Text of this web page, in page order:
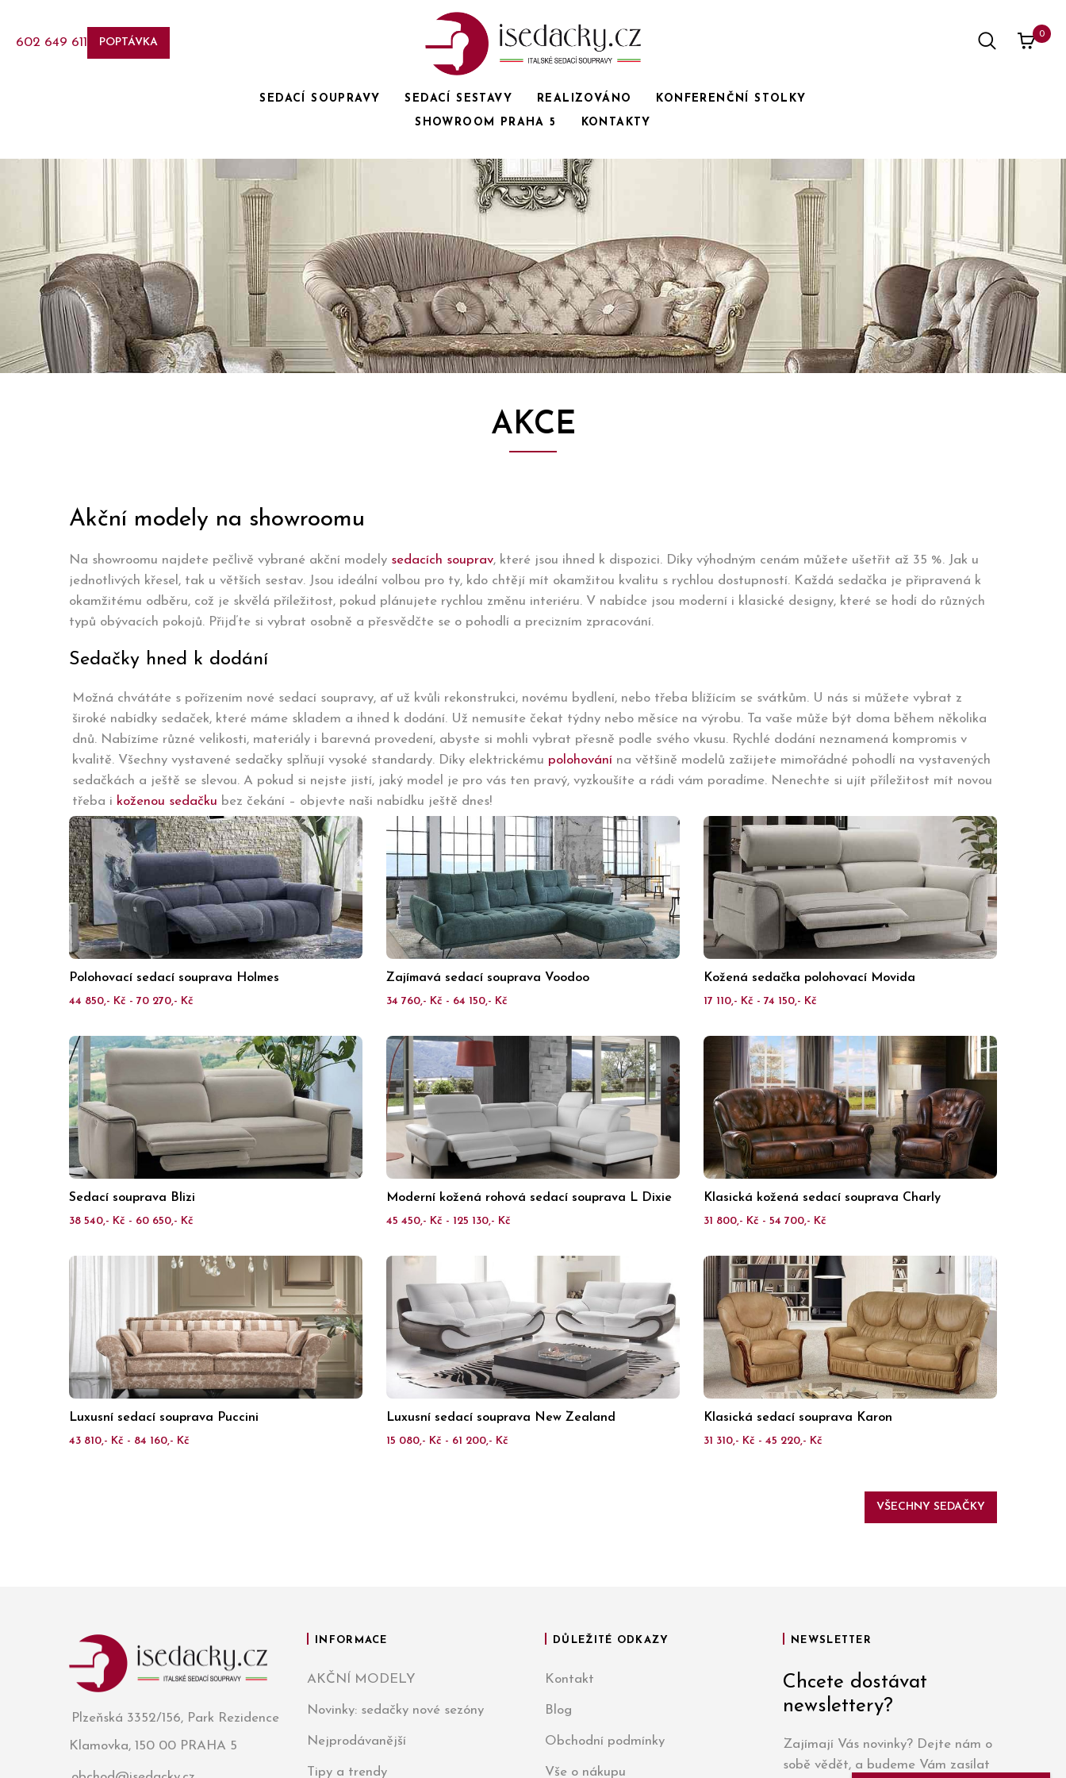
602 649 611 POPTÁVKA
SEDACÍ SOUPRAVY SEDACÍ SESTAVY REALIZOVÁNO
KONFERENČNÍ STOLKY
SHOWROOM PRAHA 5
KONTAKTY
0
AKCE
Akční modely na showroomu
Na showroomu najdete pečlivě vybrané akční modely sedacích souprav, které jsou ihned k dispozici. Díky výhodným cenám můžete ušetřit až 35 %. Jak u
jednotlivých křesel, tak u větších sestav. Jsou ideální volbou pro ty, kdo chtějí mít okamžitou kvalitu s rychlou dostupností. Každá sedačka je připravená k
okamžitému odběru, což je skvělá příležitost, pokud plánujete rychlou změnu interiéru. V nabídce jsou moderní i klasické designy, které se hodí do různých
typů obývacích pokojů. Přijďte si vybrat osobně a přesvědčte se o pohodlí a precizním zpracování.
Sedačky hned k dodání
Možná chvátáte s pořízením nové sedací soupravy, ať už kvůli rekonstrukci, novému bydlení, nebo třeba blížícím se svátkům. U nás si můžete vybrat z
široké nabídky sedaček, které máme skladem a ihned k dodání. Už nemusíte čekat týdny nebo měsíce na výrobu. Ta vaše může být doma během několika
dnů. Nabízíme různé velikosti, materiály i barevná provedení, abyste si mohli vybrat přesně podle svého vkusu. Rychlé dodání neznamená kompromis v
kvalitě. Všechny vystavené sedačky splňují vysoké standardy. Díky elektrickému polohování na většině modelů zažijete mimořádné pohodlí na vystavených
sedačkách a ještě se slevou. A pokud si nejste jistí, jaký model je pro vás ten pravý, vyzkoušíte a rádi vám poradíme. Nenechte si ujít příležitost mít novou
třeba i koženou sedačku bez čekání – objevte naši nabídku ještě dnes!
Polohovací sedací souprava Holmes
44 850,- Kč - 70 270,- Kč
Zajímavá sedací souprava Voodoo
34 760,- Kč - 64 150,- Kč
Kožená sedačka polohovací Movida
17 110,- Kč - 74 150,- Kč
Sedací souprava Blizi
38 540,- Kč - 60 650,- Kč
Moderní kožená rohová sedací souprava L Dixie
45 450,- Kč - 125 130,- Kč
Klasická kožená sedací souprava Charly
31 800,- Kč - 54 700,- Kč
Luxusní sedací souprava Puccini
43 810,- Kč - 84 160,- Kč
Luxusní sedací souprava New Zealand
15 080,- Kč - 61 200,- Kč
Klasická sedací souprava Karon
31 310,- Kč - 45 220,- Kč
VŠECHNY SEDAČKY
Plzeňská 3352/156, Park Rezidence
Klamovka, 150 00 PRAHA 5
INFORMACE
AKČNÍ MODELY
Novinky: sedačky nové sezóny
Nejprodávanější
Tipy a trendy
DŮLEŽITÉ ODKAZY
Kontakt
Blog
Obchodní podmínky
Vše o nákupu
NEWSLETTER
Chcete dostávat
newslettery?
Zajímají Vás novinky? Dejte nám o
sobě vědět, a budeme Vám zasílat